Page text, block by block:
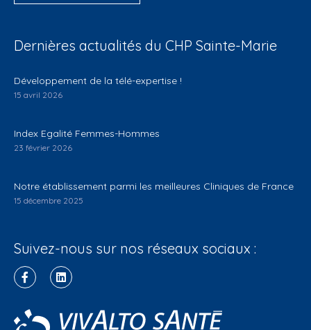
Dernières actualités du CHP Sainte-Marie
Développement de la télé-expertise !
15 avril 2026
Index Egalité Femmes-Hommes
23 février 2026
Notre établissement parmi les meilleures Cliniques de France
15 décembre 2025
Suivez-nous sur nos réseaux sociaux :